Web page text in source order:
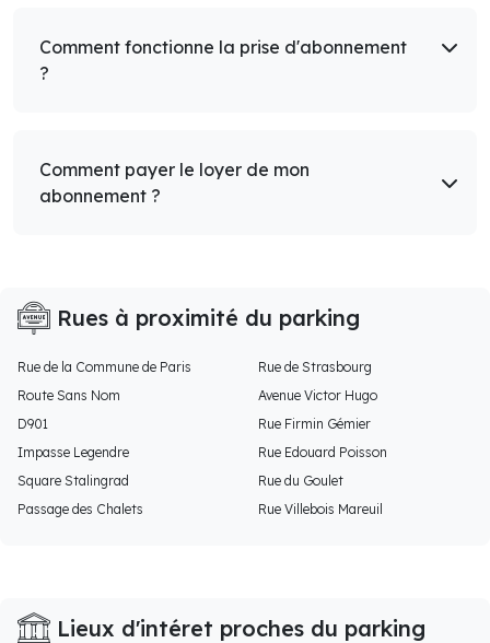
Comment fonctionne la prise d'abonnement
?
Comment payer le loyer de mon
abonnement ?
Rues à proximité du parking
Rue de la Commune de Paris
Rue de Strasbourg
Route Sans Nom
Avenue Victor Hugo
D901
Rue Firmin Gémier
Impasse Legendre
Rue Edouard Poisson
Square Stalingrad
Rue du Goulet
Passage des Chalets
Rue Villebois Mareuil
Lieux d'intéret proches du parking